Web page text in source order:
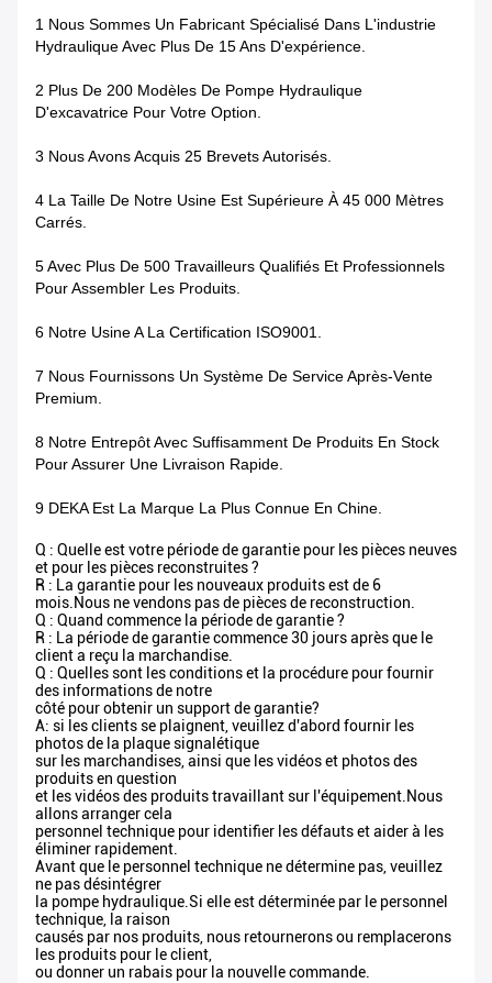
1 Nous Sommes Un Fabricant Spécialisé Dans L'industrie
Hydraulique Avec Plus De 15 Ans D'expérience.
2 Plus De 200 Modèles De Pompe Hydraulique
D'excavatrice Pour Votre Option.
3 Nous Avons Acquis 25 Brevets Autorisés.
4 La Taille De Notre Usine Est Supérieure À 45 000 Mètres
Carrés.
5 Avec Plus De 500 Travailleurs Qualifiés Et Professionnels
Pour Assembler Les Produits.
6 Notre Usine A La Certification ISO9001.
7 Nous Fournissons Un Système De Service Après-Vente
Premium.
8 Notre Entrepôt Avec Suffisamment De Produits En Stock
Pour Assurer Une Livraison Rapide.
9 DEKA Est La Marque La Plus Connue En Chine.
Q : Quelle est votre période de garantie pour les pièces neuves
et pour les pièces reconstruites ?
R : La garantie pour les nouveaux produits est de 6
mois.Nous ne vendons pas de pièces de reconstruction.
Q : Quand commence la période de garantie ?
R : La période de garantie commence 30 jours après que le
client a reçu la marchandise.
Q : Quelles sont les conditions et la procédure pour fournir
des informations de notre
côté pour obtenir un support de garantie?
A: si les clients se plaignent, veuillez d'abord fournir les
photos de la plaque signalétique
sur les marchandises, ainsi que les vidéos et photos des
produits en question
et les vidéos des produits travaillant sur l'équipement.Nous
allons arranger cela
personnel technique pour identifier les défauts et aider à les
éliminer rapidement.
Avant que le personnel technique ne détermine pas, veuillez
ne pas désintégrer
la pompe hydraulique.Si elle est déterminée par le personnel
technique, la raison
causés par nos produits, nous retournerons ou remplacerons
les produits pour le client,
ou donner un rabais pour la nouvelle commande.